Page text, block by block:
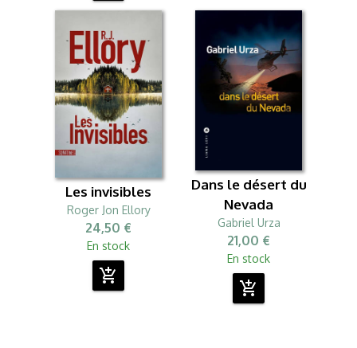
Les invisibles
Roger Jon Ellory
24,50 €
En stock
add_shopping_cart
Dans le désert du
Nevada
Gabriel Urza
21,00 €
En stock
add_shopping_cart